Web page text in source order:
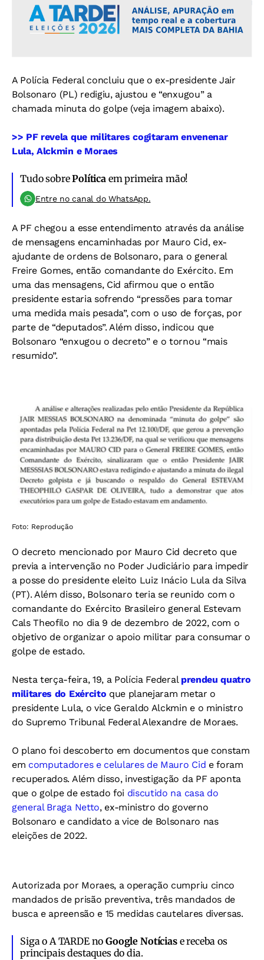
A Polícia Federal concluiu que o ex-presidente Jair
Bolsonaro (PL) redigiu, ajustou e “enxugou” a
chamada minuta do golpe (veja imagem abaixo).
>> PF revela que militares cogitaram envenenar
Lula, Alckmin e Moraes
Tudo sobrePolítica em primeira mão!
Entre no canal do WhatsApp.
A PF chegou a esse entendimento através da análise
de mensagens encaminhadas por Mauro Cid, ex-
ajudante de ordens de Bolsonaro, para o general
Freire Gomes, então comandante do Exército. Em
uma das mensagens, Cid afirmou que o então
presidente estaria sofrendo “pressões para tomar
uma medida mais pesada”, com o uso de forças, por
parte de “deputados”. Além disso, indicou que
Bolsonaro “enxugou o decreto” e o tornou “mais
resumido”.
Foto: Reprodução
O decreto mencionado por Mauro Cid decreto que
previa a intervenção no Poder Judiciário para impedir
a posse do presidente eleito Luiz Inácio Lula da Silva
(PT). Além disso, Bolsonaro teria se reunido com o
comandante do Exército Brasileiro general Estevam
Cals Theofilo no dia 9 de dezembro de 2022, com o
objetivo de organizar o apoio militar para consumar o
golpe de estado.
Nesta terça-feira, 19, a Polícia Federal prendeu quatro
militares do Exército que planejaram metar o
presidente Lula, o vice Geraldo Alckmin e o ministro
do Supremo Tribunal Federal Alexandre de Moraes.
O plano foi descoberto em documentos que constam
em computadores e celulares de Mauro Cid e foram
recuperados. Além disso, investigação da PF aponta
que o golpe de estado foi discutido na casa do
general Braga Netto, ex-ministro do governo
Bolsonaro e candidato a vice de Bolsonaro nas
eleições de 2022.
Autorizada por Moraes, a operação cumpriu cinco
mandados de prisão preventiva, três mandados de
busca e apreensão e 15 medidas cautelares diversas.
Siga o A TARDE noGoogle Notíciase receba os
principais destaques do dia.